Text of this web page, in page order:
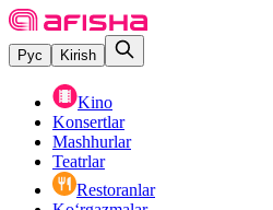
Рус Kirish
Kino
Konsertlar
Mashhurlar
Teatrlar
Restoranlar